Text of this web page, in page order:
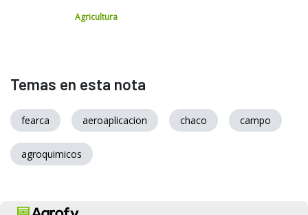
Agricultura
Temas en esta nota
fearca aeroaplicacion chaco campo
agroquimicos